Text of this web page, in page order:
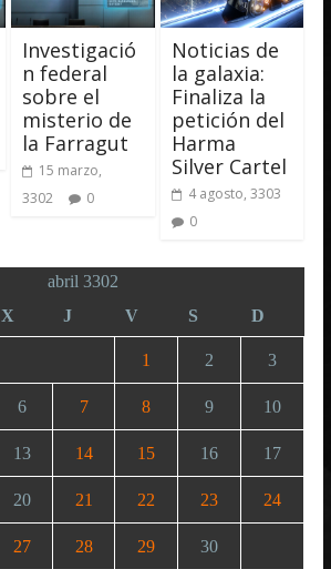
Investigació
n federal
sobre el
misterio de
la Farragut
15 marzo,
3302
0
Noticias de
la galaxia:
Finaliza la
petición del
Harma
Silver Cartel
4 agosto, 3303
0
abril 3302
X J V S D
1 2 3
6 7 8 9 10
13 14 15 16 17
20 21 22 23 24
27 28 29 30